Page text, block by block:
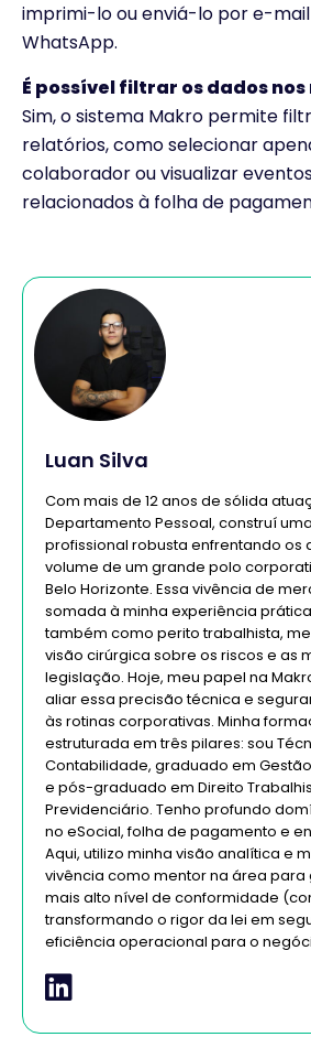
imprimi-lo ou enviá-lo por e-
WhatsApp.
É possível filtrar os dados
Sim, o sistema Makro permite
relatórios, como selecionar
colaborador ou visualizar
relacionados à folha de
Luan Silva
Com mais de 12 anos de sólida
Departamento Pessoal, construí
profissional robusta enfrentando os
volume de um grande polo
Belo Horizonte. Essa vivência de
somada à minha experiência
também como perito trabalhista,
visão cirúrgica sobre os riscos e as
legislação. Hoje, meu papel na
aliar essa precisão técnica e
às rotinas corporativas. Minha
estruturada em três pilares: sou
Contabilidade, graduado em
e pós-graduado em Direito
Previdenciário. Tenho profundo
no eSocial, folha de pagamento e
Aqui, utilizo minha visão analítica e
vivência como mentor na área para
mais alto nível de conformidade
transformando o rigor da lei em
eficiência operacional para o